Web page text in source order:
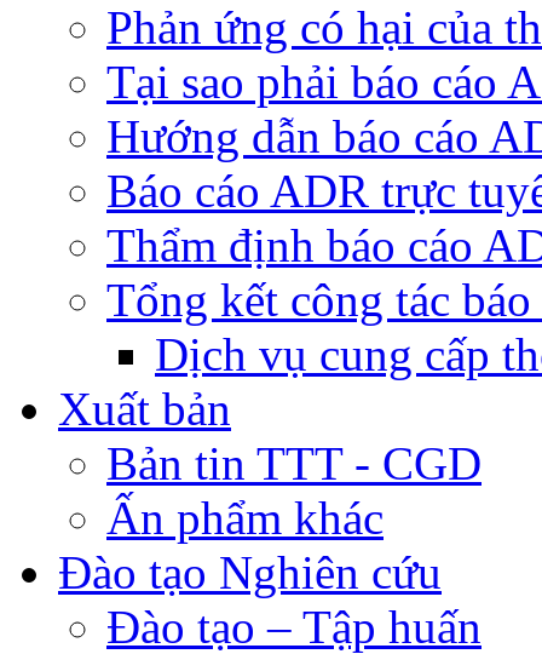
Phản ứng có hại của
Tại sao phải báo cáo
Hướng dẫn báo cáo
Báo cáo ADR trực
Thẩm định báo cáo
Tổng kết công tác
Dịch vụ cung cấp
Xuất bản
Bản tin TTT - CGD
Ấn phẩm khác
Đào tạo Nghiên cứu
Đào tạo – Tập huấn